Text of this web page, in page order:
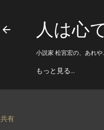
人は心
小説家 松宮宏の、あれや
もっと見る…
共有